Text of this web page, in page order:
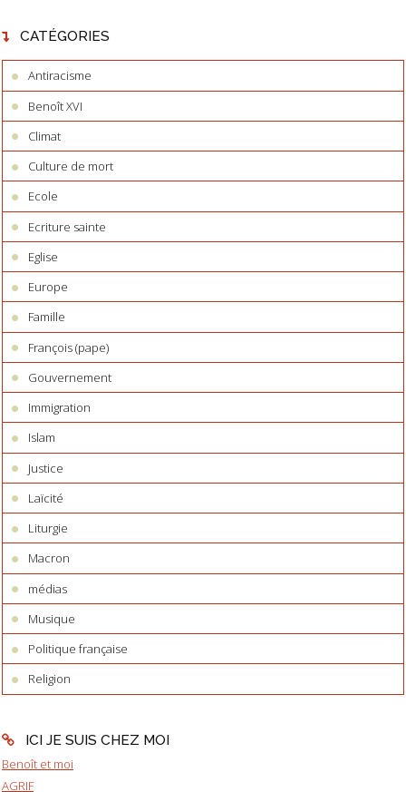
CATÉGORIES
Antiracisme
Benoît XVI
Climat
Culture de mort
Ecole
Ecriture sainte
Eglise
Europe
Famille
François (pape)
Gouvernement
Immigration
Islam
Justice
Laïcité
Liturgie
Macron
médias
Musique
Politique française
Religion
ICI JE SUIS CHEZ MOI
Benoît et moi
AGRIF